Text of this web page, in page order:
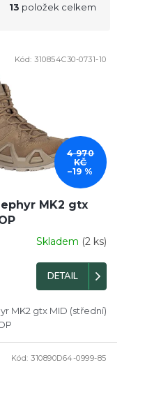
13 položek celkem
4 970
KČ
–19 %
MK2 gtx
Skladem (2 ks)
DETAIL
MK2 gtx MID (střední)
Kód:310854C30-0731-10
Kód:310890D64-0999-85